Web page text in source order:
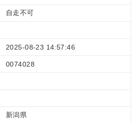
自走不可
2025-08-23 14:57:46
0074028
新潟県